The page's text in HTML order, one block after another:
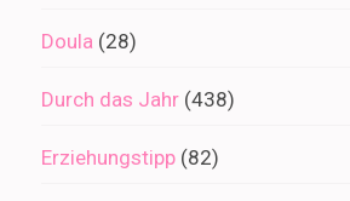
Doula (28)
Durch das Jahr (438)
Erziehungstipp (82)